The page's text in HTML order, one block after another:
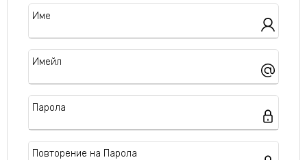
Име
Имейл
Парола
Повторение на Парола